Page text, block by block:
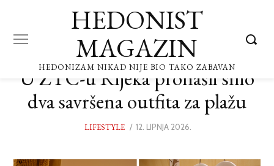
HEDONIST
MAGAZIN
HEDONIZAM NIKAD NIJE BIO TAKO ZABAVAN
U ZTC-u Rijeka pronašli smo
dva savršena outfita za plažu
LIFESTYLE
POSTED
12. LIPNJA 2026.